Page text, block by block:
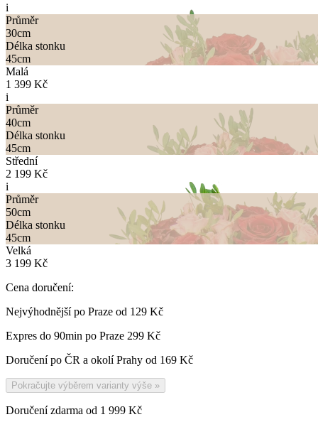
i
Průměr
30cm
Délka stonku
45cm
Malá
1 399 Kč
i
Průměr
40cm
Délka stonku
45cm
Střední
2 199 Kč
i
Průměr
50cm
Délka stonku
45cm
Velká
3 199 Kč
Cena doručení:
Nejvýhodnější po Praze od 129 Kč
Expres do 90min po Praze 299 Kč
Doručení po ČR a okolí Prahy od 169 Kč
Pokračujte výběrem varianty výše »
Doručení zdarma od 1 999 Kč